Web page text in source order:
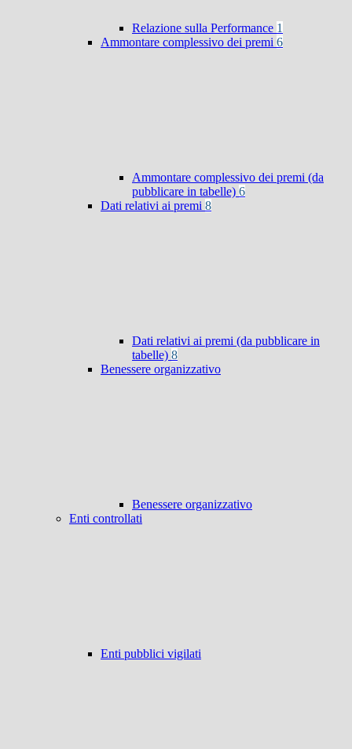
Relazione sulla Performance 1
Ammontare complessivo dei premi 6
Ammontare complessivo dei premi (da
pubblicare in tabelle) 6
Dati relativi ai premi 8
Dati relativi ai premi (da pubblicare in
tabelle) 8
Benessere organizzativo
Benessere organizzativo
Enti controllati
Enti pubblici vigilati